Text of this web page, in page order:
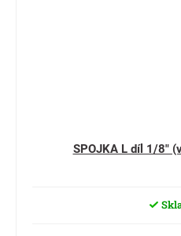
SPOJKA L díl 1/8"